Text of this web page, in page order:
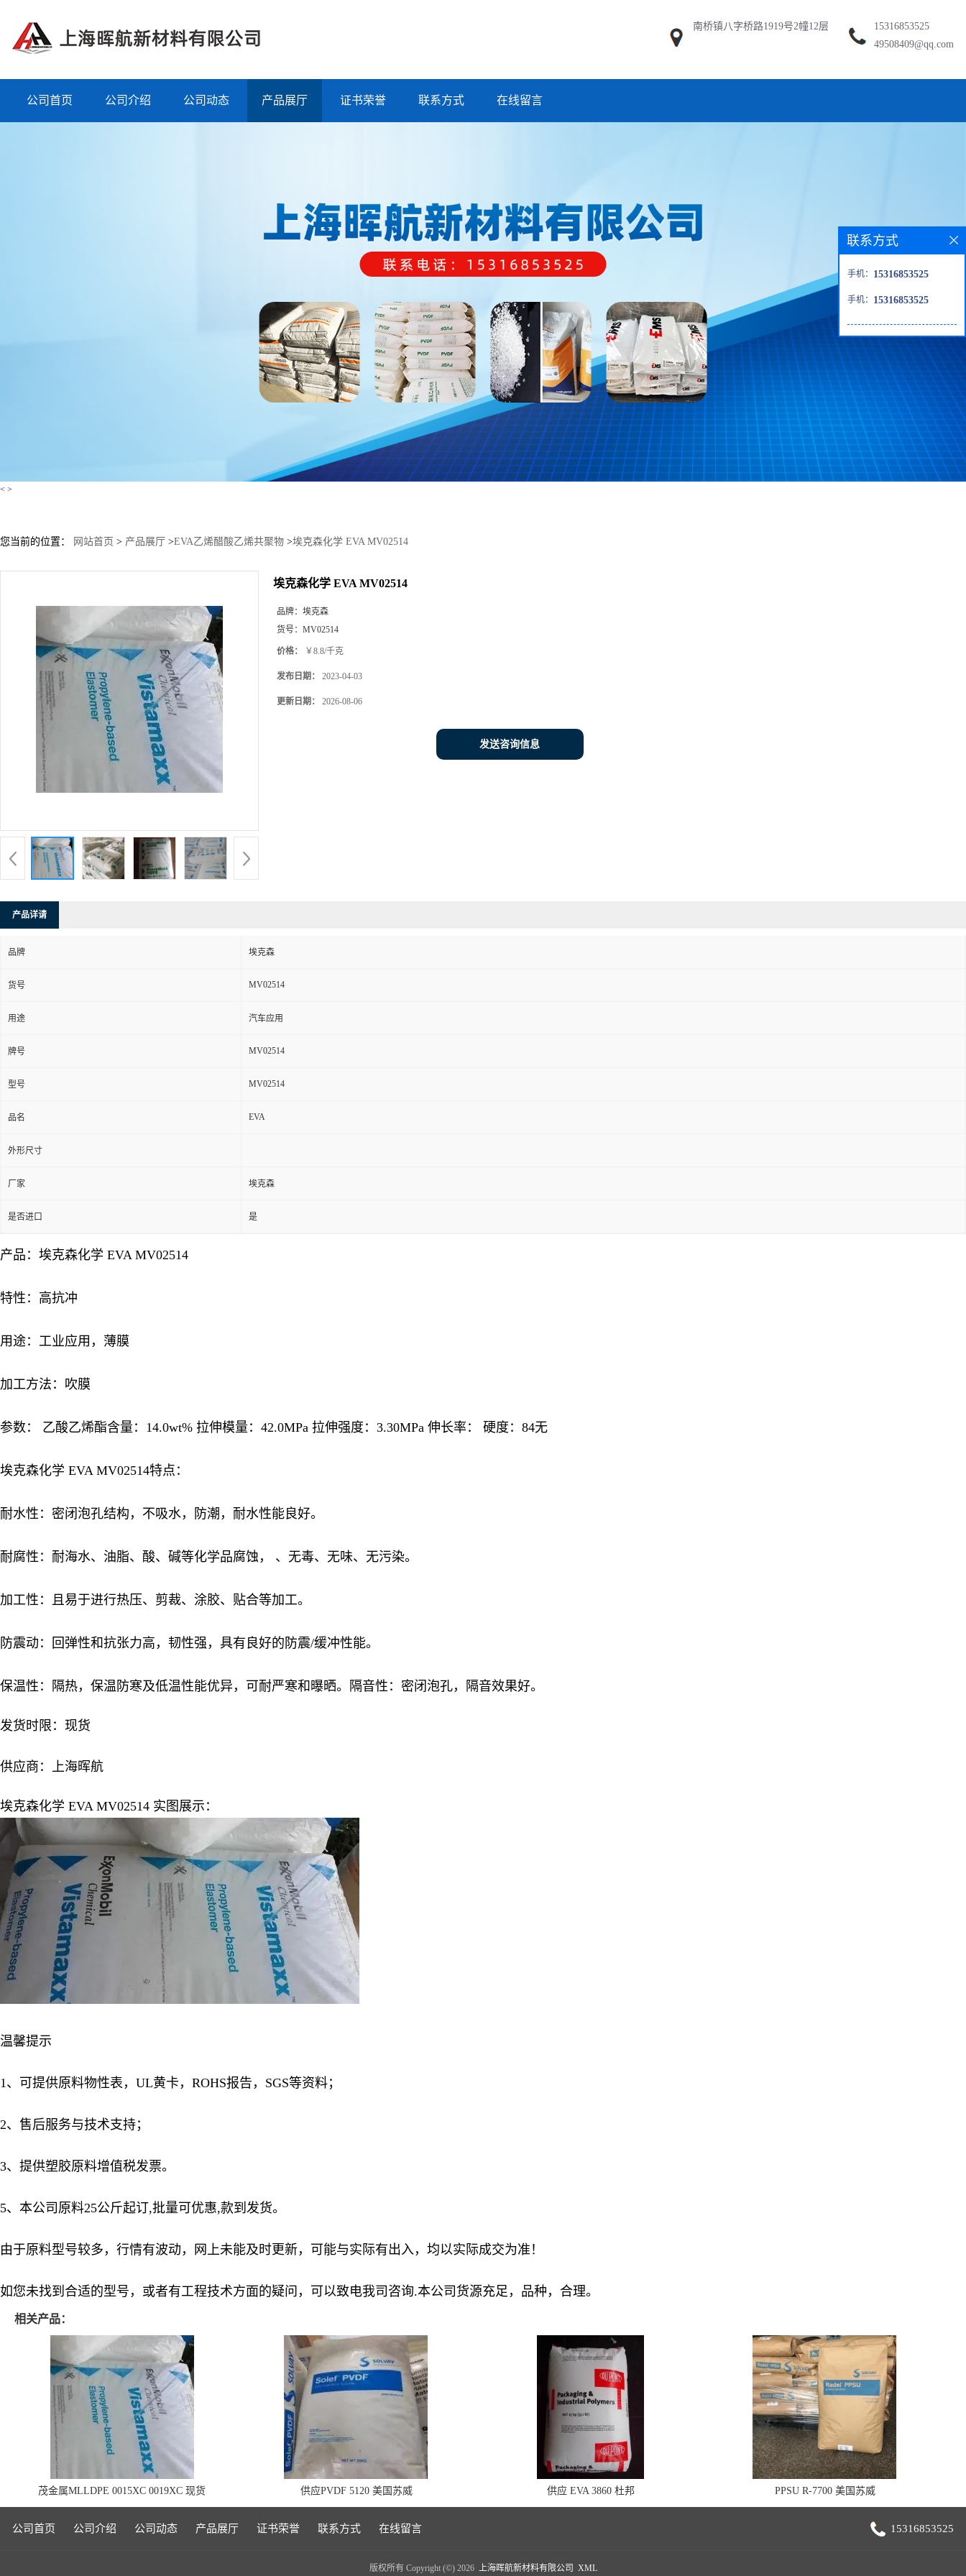
南桥镇八字桥路1919号2幢12层
15316853525
49508409@qq.com
公司首页 公司介绍 公司动态 产品展厅 证书荣誉 联系方式 在线留言
< >
您当前的位置： 网站首页 > 产品展厅 >EVA乙烯醋酸乙烯共聚物 >埃克森化学 EVA MV02514
埃克森化学 EVA MV02514
品牌： 埃克森
货号： MV02514
价格： ￥8.8/千克
发布日期： 2023-04-03
更新日期： 2026-08-06
发送咨询信息
产品详请
品牌 埃克森
货号 MV02514
用途 汽车应用
牌号 MV02514
型号 MV02514
品名 EVA
外形尺寸
厂家 埃克森
是否进口 是
产品： 埃克森化学 EVA MV02514
特性：高抗冲
用途：工业应用，薄膜
加工方法：吹膜
参数： 乙酸乙烯酯含量：14.0wt% 拉伸模量：42.0MPa 拉伸强度：3.30MPa 伸长率： 硬度：84无
埃克森化学 EVA MV02514特点：
耐水性：密闭泡孔结构，不吸水，防潮，耐水性能良好。
耐腐性：耐海水、油脂、酸、碱等化学品腐蚀， 、无毒、无味、无污染。
加工性：且易于进行热压、剪裁、涂胶、贴合等加工。
防震动：回弹性和抗张力高，韧性强，具有良好的防震/缓冲性能。
保温性：隔热，保温防寒及低温性能优异，可耐严寒和曝晒。隔音性：密闭泡孔，隔音效果好。
发货时限：现货
供应商：上海晖航
埃克森化学 EVA MV02514 实图展示：
温馨提示
1、可提供原料物性表，UL黄卡，ROHS报告，SGS等资料；
2、售后服务与技术支持；
3、提供塑胶原料增值税发票。
5、本公司原料25公斤起订,批量可优惠,款到发货。
由于原料型号较多，行情有波动，网上未能及时更新，可能与实际有出入，均以实际成交为准！
如您未找到合适的型号，或者有工程技术方面的疑问，可以致电我司咨询.本公司货源充足，品种，合理。
相关产品：
茂金属MLLDPE 0015XC 0019XC 现货 供应PVDF 5120 美国苏威 供应 EVA 3860 杜邦 PPSU R-7700 美国苏威
公司首页 公司介绍 公司动态 产品展厅 证书荣誉 联系方式 在线留言 15316853525
联系方式
手机： 15316853525
手机： 15316853525
版权所有 Copyright (©) 2026 上海晖航新材料有限公司 XML